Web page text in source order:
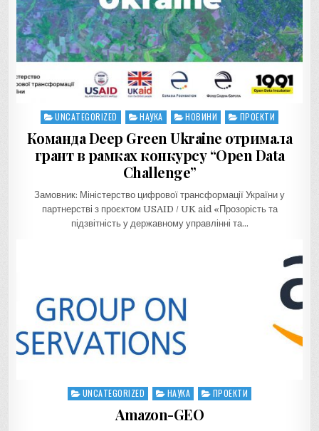
Posted
UNCATEGORIZED НАУКА НОВИНИ ПРОЕКТИ
Команда Deep Green Ukraine отримала
грант в рамках конкурсу “Open Data
Challenge”
Замовник: Міністерство цифрової трансформації України у
партнерстві з проєктом USAID / UK aid «Прозорість та
підзвітність у державному управлінні та…
Posted
UNCATEGORIZED НАУКА ПРОЕКТИ
Amazon-GEO